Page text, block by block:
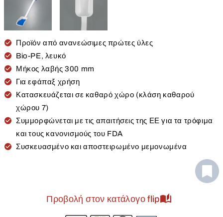
Προϊόν από ανανεώσιμες πρώτες ύλες
Bio-PE, λευκό
Μήκος λαβής 300 mm
Για εφάπαξ χρήση
Κατασκευάζεται σε καθαρό χώρο (κλάση καθαρού
χώρου 7)
Συμμορφώνεται με τις απαιτήσεις της ΕΕ για τα τρόφιμα
και τους κανονισμούς του FDA
Συσκευασμένο και αποστειρωμένο μεμονωμένα
Προβολή στον κατάλογο flip